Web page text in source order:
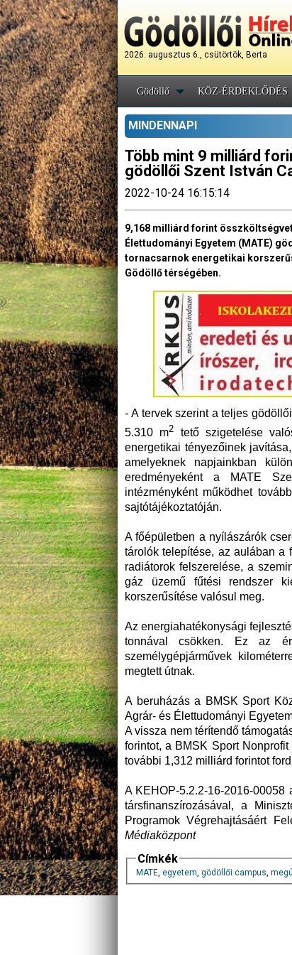
2026. augusztus 6., csütörtök, Berta
Gödöllő KÖZ-ÉRDEKLŐDÉS
MINDENNAPI
Több mint 9 milliárd
gödöllői Szent István
2022-10-24 16:15:14
9,168 milliárd forint
Élettudományi Egyetem (MATE)
tornacsarnok energetikai
Gödöllő térségében.
-A tervek szerint a teljes
5.310 m2 tető szigetelése
energetikai tényezőinek
amelyeknek napjainkban
eredményeként a MATE
intézményként működhet
sajtótájékoztatóján.
A főépületben a nyílászárók
tárolók telepítése, az aulában a
radiátorok felszerelése, a
gáz üzemű fűtési rendszer
korszerűsítése valósul meg.
Az energiahatékonysági
tonnával csökken. Ez az
személygépjárművek
megtett útnak.
A beruházás a BMSK Sport
Agrár- és Élettudományi
A vissza nem térítendő
forintot, a BMSK Sport
további 1,312 milliárd forintot
A KEHOP-5.2.2-16-2016-
társfinanszírozásával, a
Programok Végrehajtásáért
Médiaközpont
Címkék
MATE, egyetem, gödöllői campus,